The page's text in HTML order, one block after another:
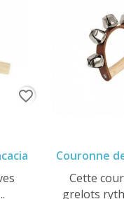
favorite_border
Couronne
Cette
grelots